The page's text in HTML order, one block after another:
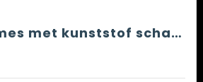
Groot breekmes met kunststof schalen